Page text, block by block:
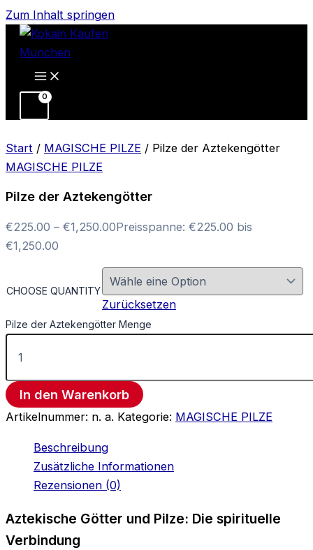
Zum Inhalt springen
Start / MAGISCHE PILZE / Pilze der Aztekengötter
MAGISCHE PILZE
Pilze der Aztekengötter
€225.00 – €1,250.00Preisspanne: €225.00 bis
€1,250.00
CHOOSE QUANTITY
Zurücksetzen
Pilze der Aztekengötter Menge
In den Warenkorb
Artikelnummer: n. a. Kategorie: MAGISCHE PILZE
Beschreibung
Zusätzliche Informationen
Rezensionen (0)
Aztekische Götter und Pilze: Die spirituelle
Verbindung